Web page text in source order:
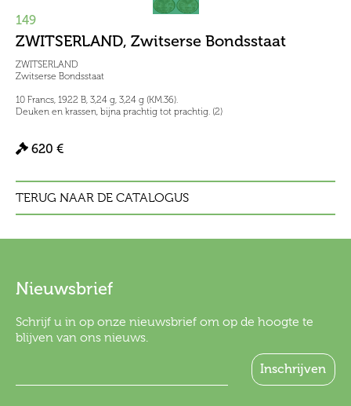
149
ZWITSERLAND, Zwitserse Bondsstaat
ZWITSERLAND
Zwitserse Bondsstaat
10 Francs, 1922 B, 3,24 g, 3,24 g (KM.36).
Deuken en krassen, bijna prachtig tot prachtig. (2)
620 €
TERUG NAAR DE CATALOGUS
Nieuwsbrief
Schrijf u in op onze nieuwsbrief om op de hoogte te
blijven van ons nieuws.